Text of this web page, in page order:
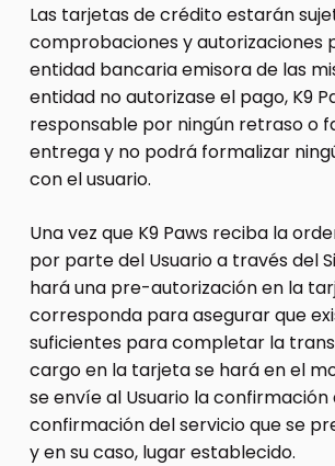
Las tarjetas de crédito estarán
comprobaciones y autorizaciones
entidad bancaria emisora de las
entidad no autorizase el pago, K9
responsable por ningún retraso o
entrega y no podrá formalizar
con el usuario.
Una vez que K9 Paws reciba la
por parte del Usuario a través del
hará una pre-autorización en la
corresponda para asegurar que
suficientes para completar la
cargo en la tarjeta se hará en el
se envíe al Usuario la
confirmación del servicio que se
y en su caso, lugar establecido.